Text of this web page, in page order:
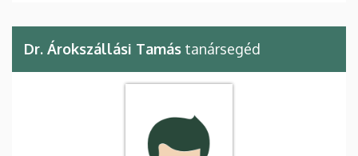
Dr. Árokszállási Tamás tanársegéd